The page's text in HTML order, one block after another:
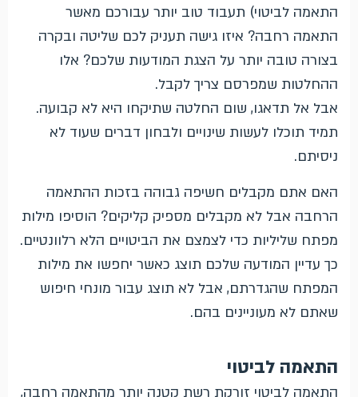
התאמה לביטוי) תעבוד טוב יותר עבורכם מאשר
התאמה רחבה? איזו גישה תעניק לכם שליטה ובקרה
בצורה טובה יותר על הצגת המודעות שלכם? אלו
ההחלטות שמפרסם צריך לקבל.
אבל אל תדאגו, שום החלטה שתיקחו היא לא קבועה.
תמיד תוכלו לעשות שינויים ולבחון דברים שעוד לא
ניסיתם.
האם אתם מקבלים חשיפה גבוהה בזכות ההתאמה
הרחבה אבל לא מקבלים מספיק קליקים? הוסיפו מילות
מפתח שליליות כדי לצמצם את הביטויים הלא רלוונטיים.
כך עדיין המודעה שלכם תוצג כאשר יחפשו את מילות
המפתח שהגדרתם, אבל לא תוצג עבור מונחי חיפוש
שאתם לא מעוניינים בהם.
התאמה לביטוי
התאמה לביטוי זורקת רשת קטנה יותר מהתאמה רחבה,